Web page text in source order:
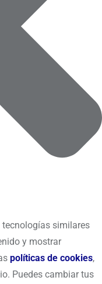
similares
y mostrar
políticas de cookies,
Puedes cambiar tus